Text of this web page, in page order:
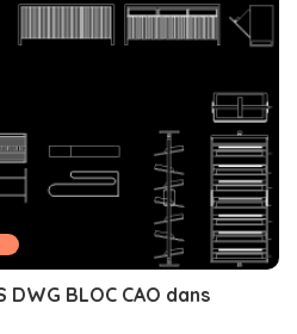
DWG BLOC CAO dans